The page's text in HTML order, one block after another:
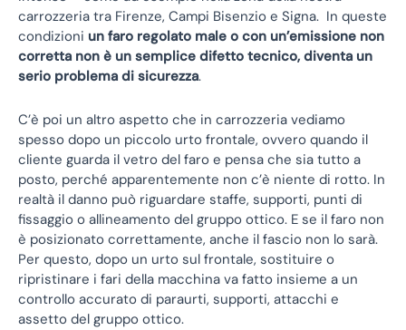
carrozzeria tra Firenze, Campi Bisenzio e Signa. In queste
condizioni un faro regolato male o con un’emissione non
corretta non è un semplice difetto tecnico, diventa un
serio problema di sicurezza.
C’è poi un altro aspetto che in carrozzeria vediamo
spesso dopo un piccolo urto frontale, ovvero quando il
cliente guarda il vetro del faro e pensa che sia tutto a
posto, perché apparentemente non c’è niente di rotto. In
realtà il danno può riguardare staffe, supporti, punti di
fissaggio o allineamento del gruppo ottico. E se il faro non
è posizionato correttamente, anche il fascio non lo sarà.
Per questo, dopo un urto sul frontale, sostituire o
ripristinare i fari della macchina va fatto insieme a un
controllo accurato di paraurti, supporti, attacchi e
assetto del gruppo ottico.